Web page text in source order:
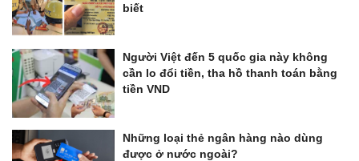
biết
Người Việt đến 5 quốc gia này không
cần lo đổi tiền, tha hồ thanh toán bằng
tiền VND
Những loại thẻ ngân hàng nào dùng
được ở nước ngoài?